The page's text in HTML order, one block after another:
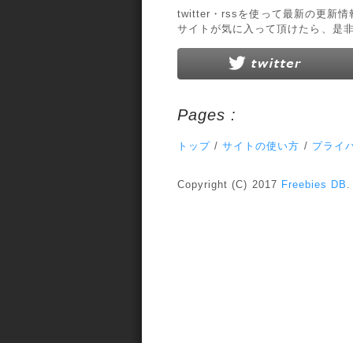
twitter・rssを使って最新の更新情
サイトが気に入って頂けたら、是
Pages :
トップ /サイトの使い方 / プライ
Copyright (C) 2017 Freebies DB .